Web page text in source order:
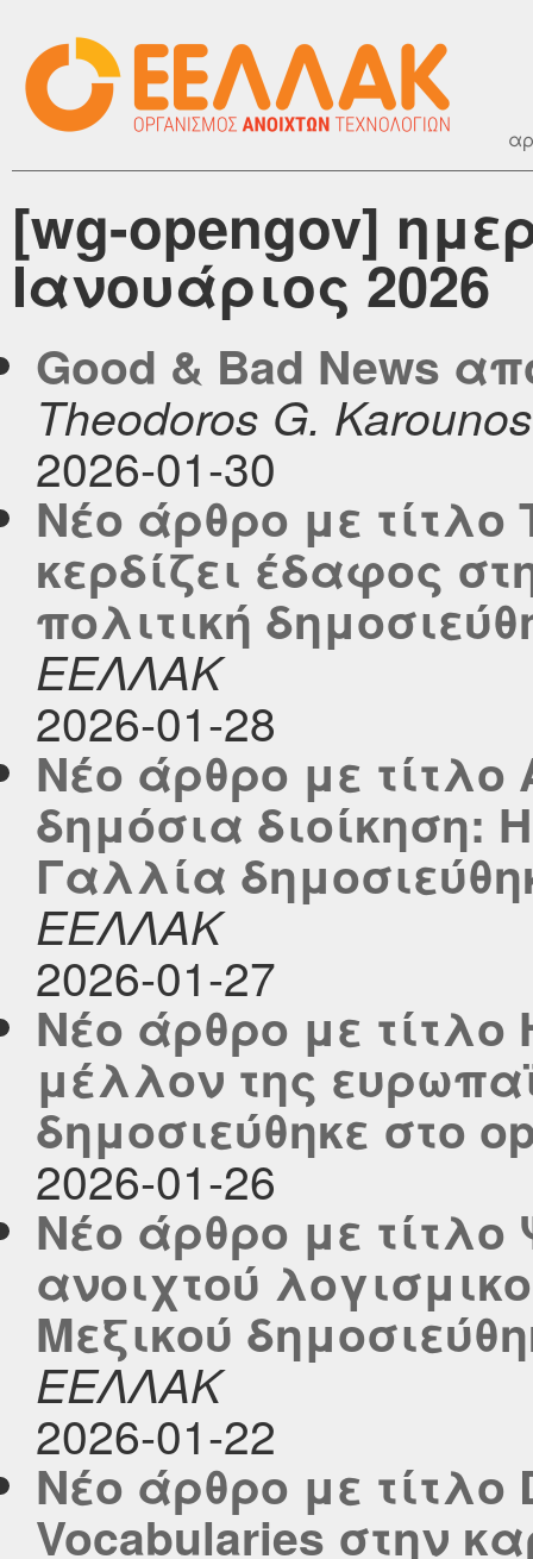
[wg-opengov]
Ιανουάριος 2026
Good & Bad News
Theodoros G. Karounos
2026-01-30
Νέο άρθρο με τίτλο
κερδίζει έδαφος
πολιτική
ΕΕΛΛΑΚ
2026-01-28
Νέο άρθρο με τίτλο
δημόσια διοίκηση:
Γαλλία
ΕΕΛΛΑΚ
2026-01-27
Νέο άρθρο με τίτλο
μέλλον της
δημοσιεύθηκε στο
2026-01-26
Νέο άρθρο με
ανοιχτού
Μεξικού
ΕΕΛΛΑΚ
2026-01-22
Νέο άρθρο με τίτλο
Vocabularies στην